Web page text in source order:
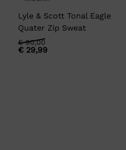
Lyle & Scott Tonal Eagle
Quater Zip Sweat
€90,00
Oorspronkelijke
prijs
€ 29,99
Huidige
prijs